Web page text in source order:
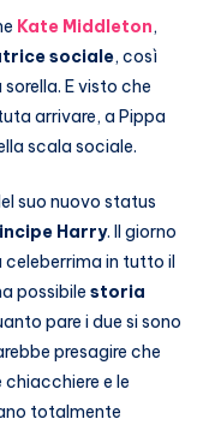
Kate Middleton,
sociale, così
E visto che
arrivare, a Pippa
scala sociale.
suo nuovo status
Harry. Il giorno
celeberrima in tutto il
possibile storia
pare i due si sono
presagire che
chiacchiere e le
totalmente